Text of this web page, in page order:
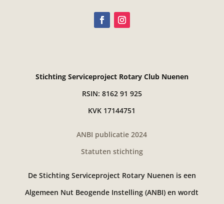
Stichting Serviceproject Rotary Club Nuenen
RSIN: 8162 91 925
KVK 17144751
ANBI publicatie 2024
Statuten stichting
De Stichting Serviceproject Rotary Nuenen is een
Algemeen Nut Beogende Instelling (ANBI) en wordt